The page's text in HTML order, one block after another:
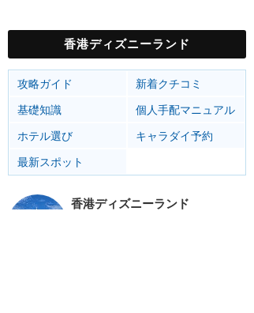
香港ディズニーランド
攻略ガイド
新着クチコミ
基礎知識
個人手配マニュアル
ホテル選び
キャラダイ予約
最新スポット
香港ディズニーランド